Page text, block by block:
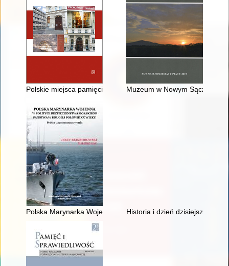
Polskie miejsca pamięci na wybranych nekropoliach Wiednia
Muzeum w Nowym Sączu w
Polska Marynarka Wojenna w polityce bezpieczeństwa
Historia i dzień dzisiejszy